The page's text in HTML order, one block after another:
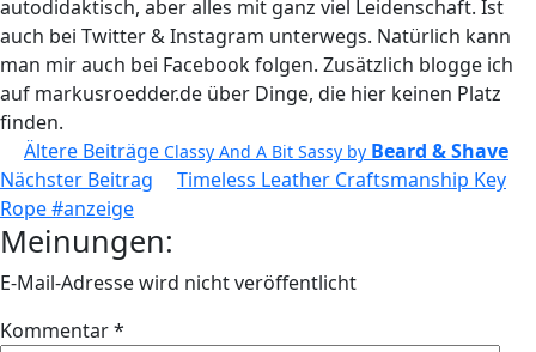
autodidaktisch, aber alles mit ganz viel Leidenschaft. Ist
auch bei Twitter & Instagram unterwegs. Natürlich kann
man mir auch bei Facebook folgen. Zusätzlich blogge ich
auf markusroedder.de über Dinge, die hier keinen Platz
finden.
Beitragsnavigation
Ältere Beiträge Classy And A Bit Sassy by Beard & Shave
Nächster Beitrag
Timeless Leather Craftsmanship Key
Rope #anzeige
Meinungen:
E-Mail-Adresse wird nicht veröffentlicht
Kommentar*